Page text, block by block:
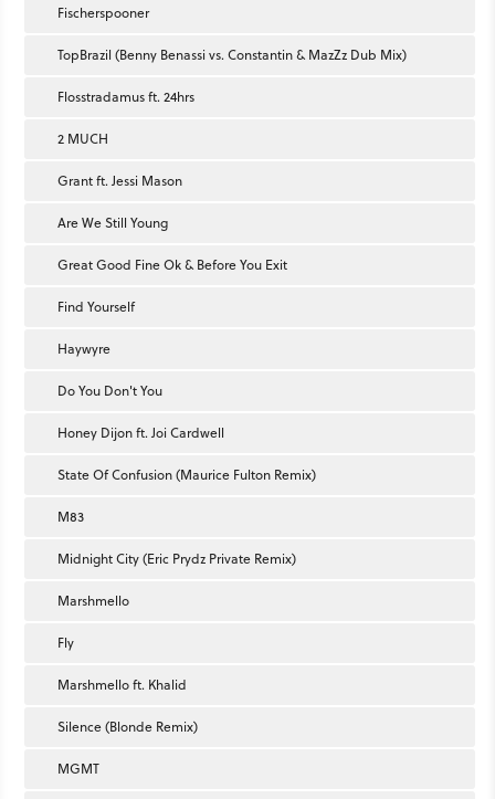
Fischerspooner
TopBrazil (Benny Benassi vs. Constantin & MazZz Dub Mix)
Flosstradamus ft. 24hrs
2 MUCH
Grant ft. Jessi Mason
Are We Still Young
Great Good Fine Ok & Before You Exit
Find Yourself
Haywyre
Do You Don't You
Honey Dijon ft. Joi Cardwell
State Of Confusion (Maurice Fulton Remix)
M83
Midnight City (Eric Prydz Private Remix)
Marshmello
Fly
Marshmello ft. Khalid
Silence (Blonde Remix)
MGMT